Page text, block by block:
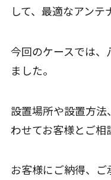
して、最適なアンテ
今回のケースでは
ました。
設置場所や設置方
わせてお客様とご相
お客様にご納得、